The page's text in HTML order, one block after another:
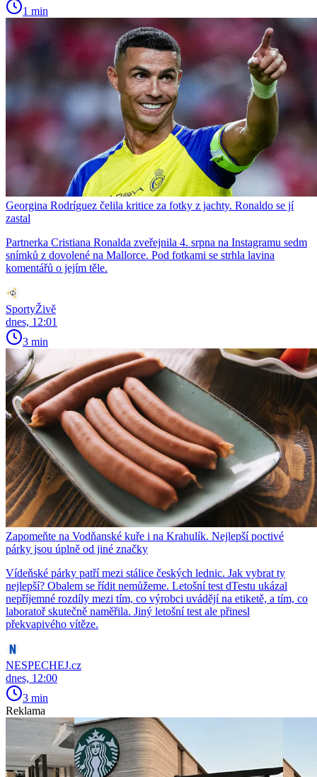
1 min
Georgina Rodríguez čelila kritice za fotky z jachty. Ronaldo se jí
zastal
Partnerka Cristiana Ronalda zveřejnila 4. srpna na Instagramu sedm
snímků z dovolené na Mallorce. Pod fotkami se strhla lavina
komentářů o jejím těle.
SportyŽivě
dnes, 12:01
3 min
Zapomeňte na Vodňanské kuře i na Krahulík. Nejlepší poctivé
párky jsou úplně od jiné značky
Vídeňské párky patří mezi stálice českých lednic. Jak vybrat ty
nejlepší? Obalem se řídit nemůžeme. Letošní test dTestu ukázal
nepříjemné rozdíly mezi tím, co výrobci uvádějí na etiketě, a tím, co
laboratoř skutečně naměřila. Jiný letošní test ale přinesl
překvapivého vítěze.
NESPECHEJ.cz
dnes, 12:00
3 min
Reklama